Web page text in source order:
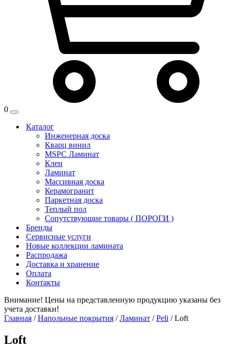
0
Каталог
Инженерная доска
Кварц винил
MSPC Ламинат
Клеи
Ламинат
Массивная доска
Керамогранит
Паркетная доска
Теплый пол
Сопутствующие товары ( ПОРОГИ )
Бренды
Сервисные услуги
Новые коллекции ламината
Распродажа
Доставка и хранение
Оплата
Контакты
Внимание! Цены на представленную продукцию указаны без
учета доставки!
Главная /Напольные покрытия /Ламинат /Peli / Loft
Loft